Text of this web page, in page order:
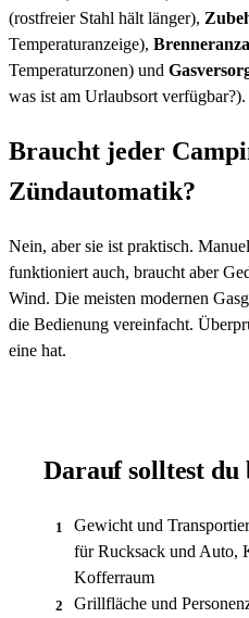
(rostfreier Stahl hält länger),
Temperaturanzeige),
Temperaturzonen) und
was ist am Urlaubsort verfügbar?).
Braucht jeder
Zündautomatik?
Nein, aber sie ist praktisch.
funktioniert auch, braucht aber
Wind. Die meisten modernen
die Bedienung vereinfacht.
eine hat.
Darauf solltest du
1
Gewicht und
für Rucksack und Auto,
Kofferraum
2
Grillfläche und